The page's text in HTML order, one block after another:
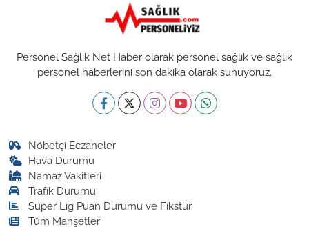
Personel Sağlık Net Haber olarak personel sağlık ve sağlık
personel haberlerini son dakika olarak sunuyoruz.
Nöbetçi Eczaneler
Hava Durumu
Namaz Vakitleri
Trafik Durumu
Süper Lig Puan Durumu ve Fikstür
Tüm Manşetler